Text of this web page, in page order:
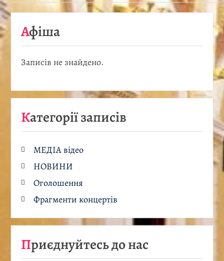
Афіша
Записів не знайдено.
Категорії записів
МЕДІА відео
НОВИНИ
Оголошення
Фрагменти концертів
Приєднуйтесь до нас